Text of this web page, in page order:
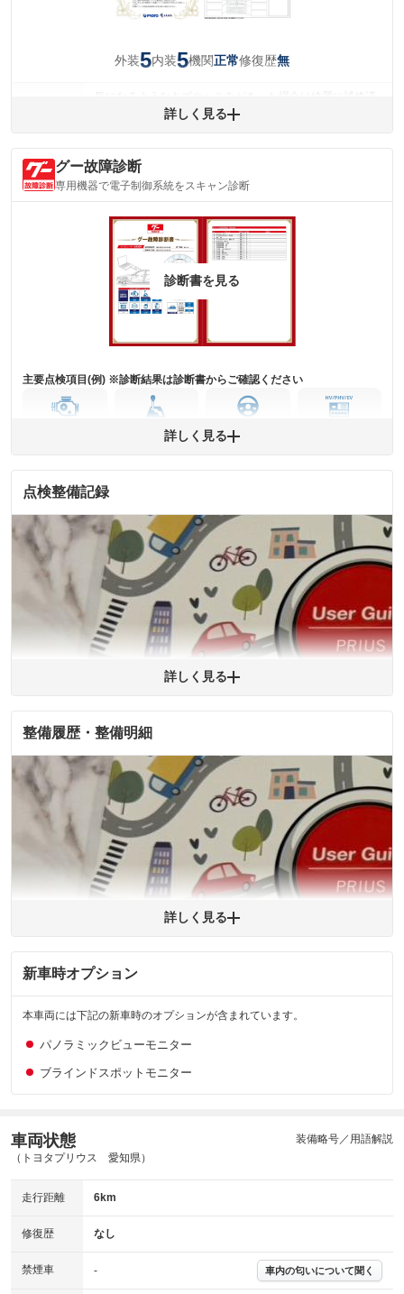
外装5内装5機関正常修復歴無
みですが、 小さなキズやヘコミが残っている場合もありま
内装
(内装状態)
気になる汚れ等がない綺麗な室内を保っています。
主要機関に不具合はありません。
詳細は鑑定書をご確認ください。
※グー鑑定は保証サービスではございません。購入時は必ず現車をご確認
および表示項目が異なる場合がございます。
す。車両情報等の詳細は各販売店へお問い合わせ下さい。
詳しく見る
グー故障診断
専用機器で電子制御系統をスキャン診断
診断書を見る
主要点検項目(例) ※診断結果は診断書からご確認ください
ミッション
ステアリング
ABS
※異常がある場合は主要点検項目が赤色になり、異常と表記されます。
※車に装備されていない項目は「-」と表記されます
※グー故障診断は保証サービスではございません。購入時は必ず現車をご
確認下さい。
※実際にお渡しする故障診断書につきましては、形式および表示項目が異
なる場合がございます。
※グー故障診断書はあくまでも実施時点での診断結果となります。将来に
わたり車両状態を担保するものではありませんので、車両情報等の詳細は
詳しく見る
点検整備記録
1/1
※購入時は必ず現車をご確認下さい。
※整備記録簿はあくまでも記載している整備日の結果となります。車両情報等の
詳細は各販売店へお問い合わせ下さい。
詳しく見る
整備履歴・整備明細
※購入時は必ず現車をご確認下さい。
詳しく見る
新車時オプション
本車両には下記の新車時のオプションが含まれています。
パノラミックビューモニター
ブラインドスポットモニター
車両状態
（トヨタプリウス 愛知県）
装備略号／用語解説
走行距離 6km
修復歴 なし
禁煙車 - 車内の匂いについて聞く